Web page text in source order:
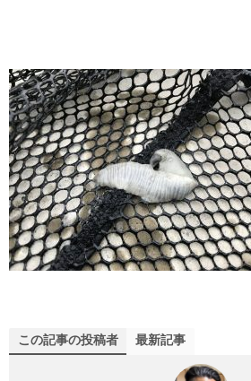
この記事の投稿者 最新記事